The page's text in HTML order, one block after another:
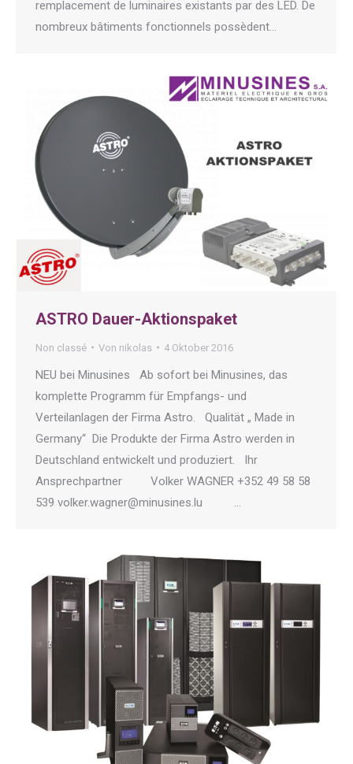
remplacement de luminaires existants par des LED. De
nombreux bâtiments fonctionnels possèdent…
ASTRO Dauer-Aktionspaket
Non classé Von nikolas 4 Oktober 2016
NEU bei Minusines Ab sofort bei Minusines, das
komplette Programm für Empfangs- und
Verteilanlagen der Firma Astro. Qualität „ Made in
Germany“ Die Produkte der Firma Astro werden in
Deutschland entwickelt und produziert. Ihr
Ansprechpartner Volker WAGNER +352 49 58 58
539 volker.wagner@minusines.lu …